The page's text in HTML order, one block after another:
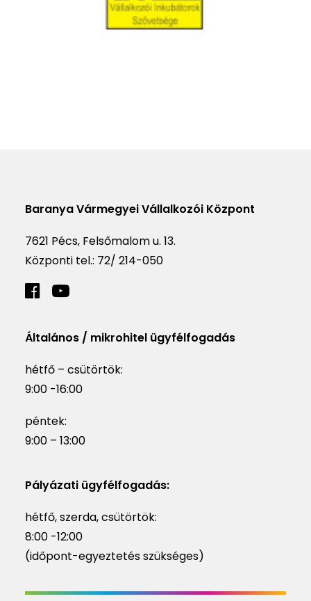
Baranya Vármegyei Vállalkozói Központ
7621 Pécs, Felsőmalom u. 13.
Központi tel.: 72/ 214-050
Általános / mikrohitel ügyfélfogadás
hétfő – csütörtök:
9:00 -16:00
péntek:
9:00 – 13:00
Pályázati ügyfélfogadás:
hétfő, szerda, csütörtök:
8:00 -12:00
(időpont-egyeztetés szükséges)